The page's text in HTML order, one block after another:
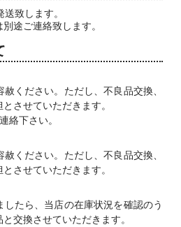
致します。
途ご連絡致します。
ください。ただし、不良品交換、
させていただきます。
絡下さい。
ください。ただし、不良品交換、
させていただきます。
たら、当店の在庫状況を確認のう
交換させていただきます。